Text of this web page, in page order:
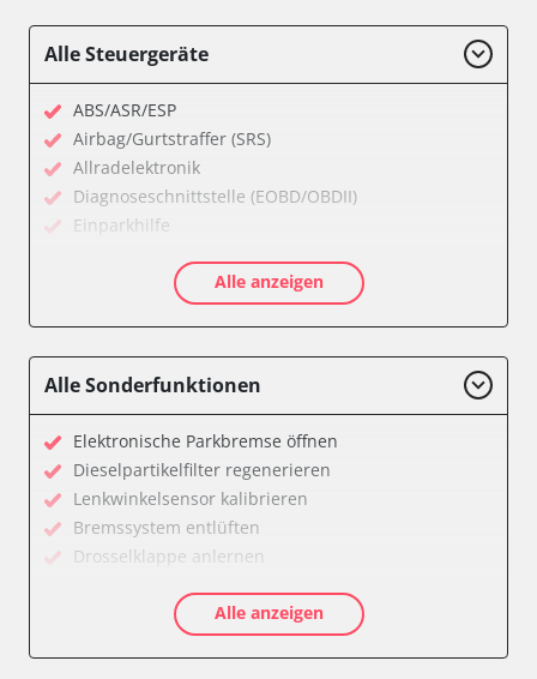
Alle Steuergeräte
ABS/ASR/ESP
Airbag/Gurtstraffer (SRS)
Allradelektronik
Diagnoseschnittstelle (EOBD/OBDII)
Einparkhilfe
Getriebesteuerung
Karosseriesteuerung
Lichtsteuerung
Reifendruckkontrolle (RDK)
Servolenkung
Soundsystem
Wegfahrsperre
Zentralelektronik
Zentralelektronik vorne Beifahrer
Verfügbarkeit abhängig von Modell, Motorisierung, Ausstattung
und Konfiguration
Alle anzeigen
Alle Sonderfunktionen
Elektronische Parkbremse öffnen
Dieselpartikelfilter regenerieren
Lenkwinkelsensor kalibrieren
Bremssystem entlüften
Drosselklappe anlernen
Kraftstofftank entleeren
Elektronische Parkbremse kalibrieren
Alle anzeigen